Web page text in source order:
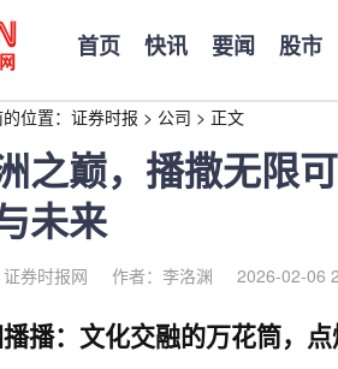
首页 快讯 要闻 股市
位置： 证券时报 > 公司 > 正文
之巅，播撒无限
未来
券时报网 作者：李洛渊 2026-02-06
播：文化交融的万花筒，